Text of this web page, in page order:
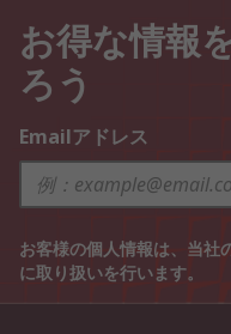
お得な情報
ろう
Emailアドレス
お客様の個人情報は、当社
に取り扱いを行います。